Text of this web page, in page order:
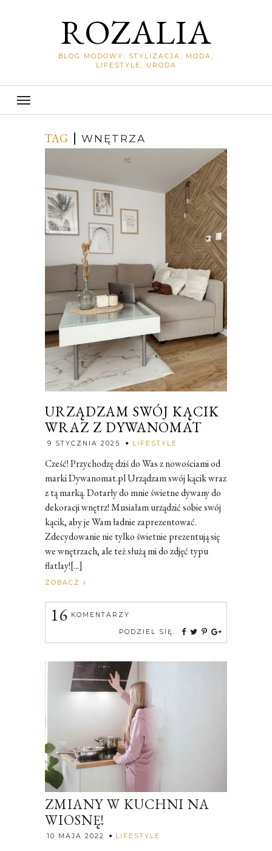
ROZALIA
BLOG MODOWY: STYLIZACJA, MODA,
LIFESTYLE, URODA
TAG WNĘTRZA
URZĄDZAM SWÓJ KĄCIK
WRAZ Z DYWANOMAT
9 STYCZNIA 2025 LIFESTYLE
Cześć! Przychodzę dziś do Was z nowościami od
marki Dywanomat.pl Urządzam swój kącik wraz
z tą marką. Dotarły do mnie świetne dywany do
dekoracji wnętrz! Musiałam urządzić sobie swój
kącik, aby je Wam ładnie zaprezentować.
Zdecydowanie nie tylko świetnie prezentują się
we wnętrzach, ale też służą mi do zdjęć typu
flatlay![...]
ZOBACZ
16 KOMENTARZY
PODZIEL SIĘ:
ZMIANY W KUCHNI NA
WIOSNĘ!
10 MAJA 2022 LIFESTYLE